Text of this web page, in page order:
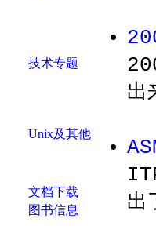
技术专题
Unix及其他
文档下载
图书信息
出
出